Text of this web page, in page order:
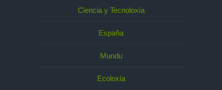
Ciencia y Tecnoloxía
España
Mundu
Ecoloxía